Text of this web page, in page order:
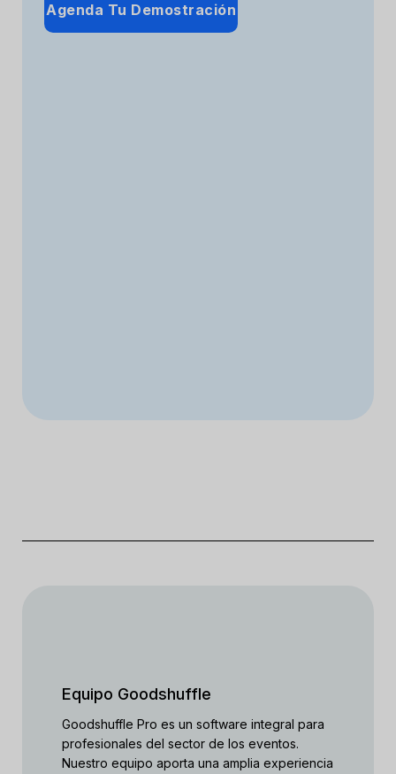
Agenda Tu Demostración
Equipo Goodshuffle
Goodshuffle Pro es un software integral para
profesionales del sector de los eventos.
Nuestro equipo aporta una amplia experiencia